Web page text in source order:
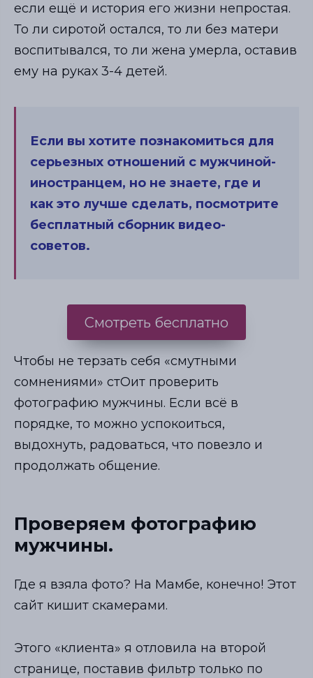
если ещё и история его жизни непростая.
То ли сиротой остался, то ли без матери
воспитывался, то ли жена умерла, оставив
ему на руках 3-4 детей.
Если вы хотите познакомиться для
серьезных отношений с мужчиной-
иностранцем, но не знаете, где и
как это лучше сделать, посмотрите
бесплатный сборник видео-
советов.
Смотреть бесплатно
Чтобы не терзать себя «смутными
сомнениями» стОит проверить
фотографию мужчины. Если всё в
порядке, то можно успокоиться,
выдохнуть, радоваться, что повезло и
продолжать общение.
Проверяем фотографию
мужчины.
Где я взяла фото? На Мамбе, конечно! Этот
сайт кишит скамерами.
Этого «клиента» я отловила на второй
странице, поставив фильтр только по